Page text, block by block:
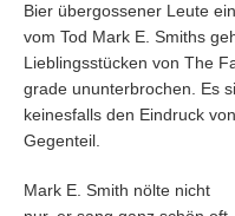
Bier übergossener Leute
vom Tod Mark E. Smiths
Lieblingsstücken von The
grade ununterbrochen. Es
keinesfalls den Eindruck
Gegenteil.
Mark E. Smith nölte nicht